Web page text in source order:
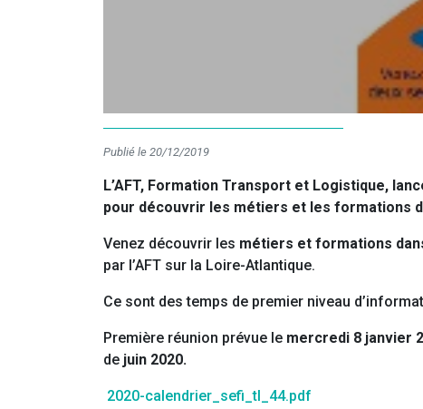
Publié le 20/12/2019
L’AFT, Formation Transport et Logistique,
pour découvrir les métiers et les formations
Venez découvrir les métiers et formations
par l’AFT sur la Loire-Atlantique.
Ce sont des temps de premier niveau
Première réunion prévue le mercredi 8 janvier
de juin 2020.
2020-calendrier_sefi_tl_44.pdf